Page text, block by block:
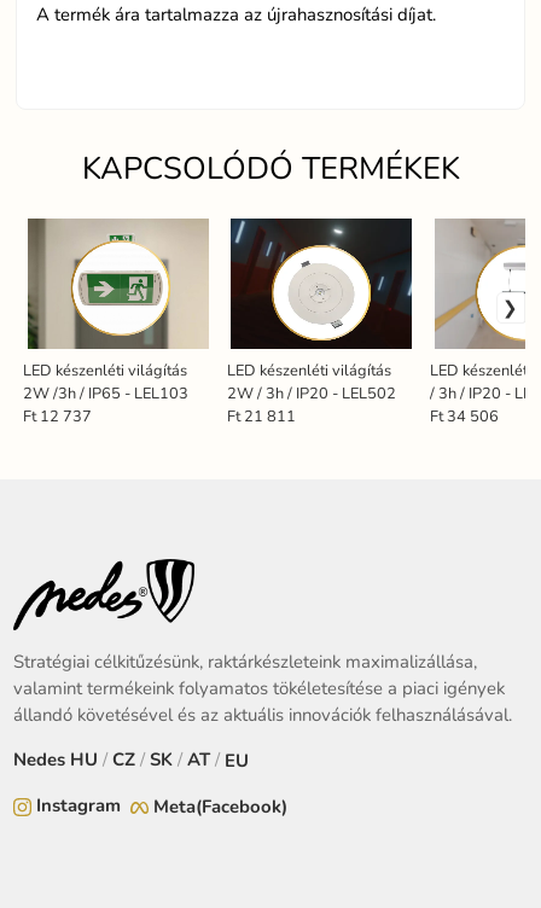
A termék ára tartalmazza az újrahasznosítási díjat.
KAPCSOLÓDÓ TERMÉKEK
LED készenléti világítás
2W /3h / IP65 - LEL103
Ft 12 737
LED készenléti világítás
2W / 3h / IP20 - LEL502
Ft 21 811
LED
/ 3h / IP20 -
Ft 34 506
Stratégiai célkitűzésünk, raktárkészleteink maximalizállása,
valamint termékeink folyamatos tökéletesítése a piaci igények
állandó követésével és az aktuális innovációk felhasználásával.
Nedes HU /CZ /SK / AT/ EU
Instagram
Meta(Facebook)